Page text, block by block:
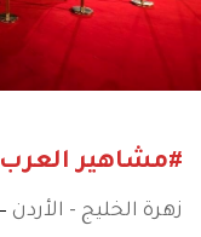
#مشاهير العرب
زهرة الخليج - الأردن